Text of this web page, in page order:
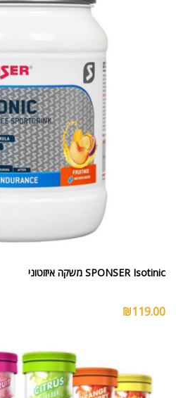
SPONSER Isotinic משקה איזוטוני
₪119.00